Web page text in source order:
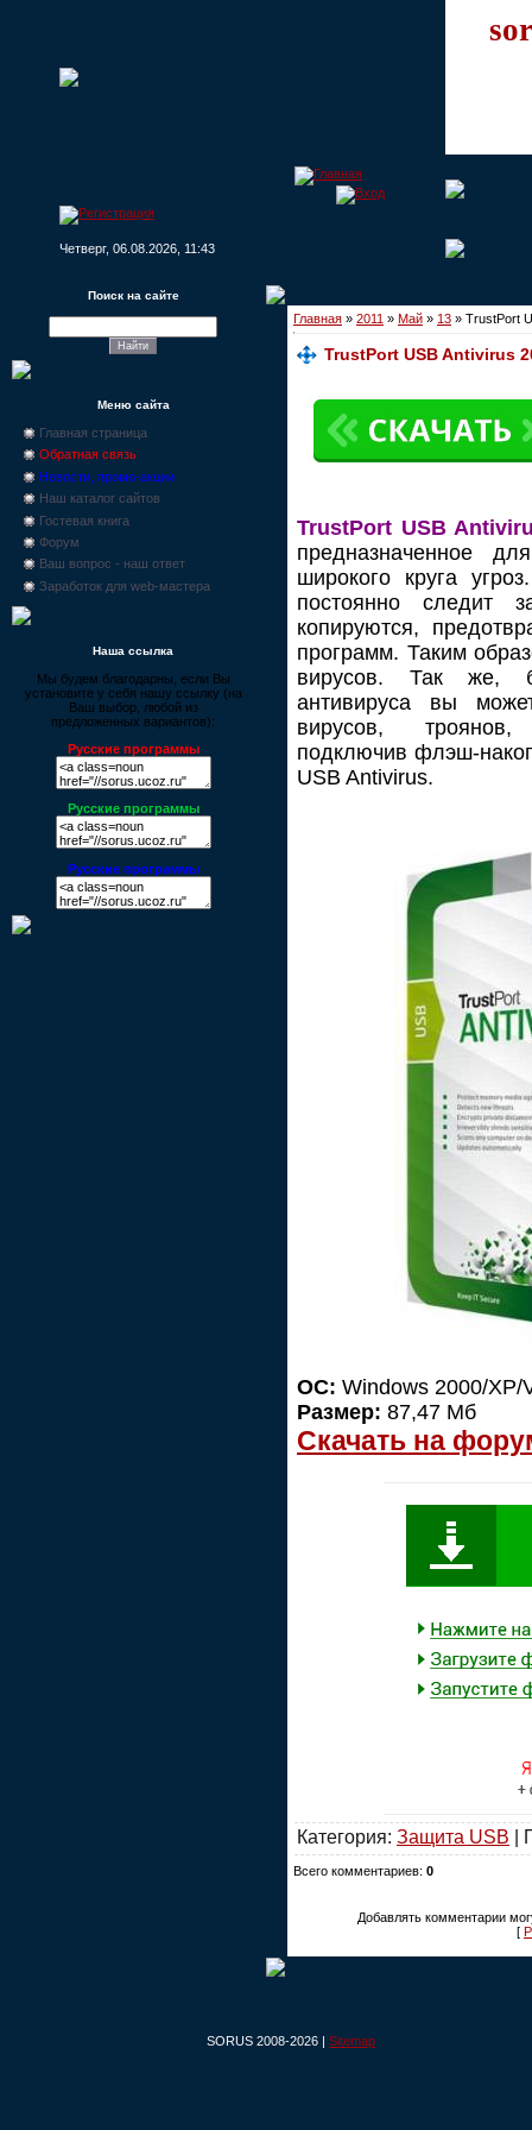
Четверг, 06.08.2026, 11:43
Поиск на сайте
Меню сайта
Главная страница
Обратная связь
Новости, промо-акции
Наш каталог сайтов
Гостевая книга
Форум
Ваш вопрос - наш ответ
Заработок для web-мастера
Наша ссылка
Мы будем благодарны, если Вы
установите у себя нашу ссылку (на
Ваш выбор, любой из
предложенных вариантов):
Русские программы
Русские программы
Русские программы
Главная » 2011 » Май » 13 » TrustPort
TrustPort USB Antivirus
TrustPort USB
предназначенное
широкого круга
постоянно следит
копируются,
программ. Таким
вирусов. Так же,
антивируса вы
вирусов,
подключив флэш-
USB Antivirus.
ОС: Windows 2000/XP/
Размер: 87,47 Мб
Скачать на
Категория: Защита USB |
Всего комментариев: 0
Добавлять комментарии
[
SORUS 2008-2026 | Sitemap